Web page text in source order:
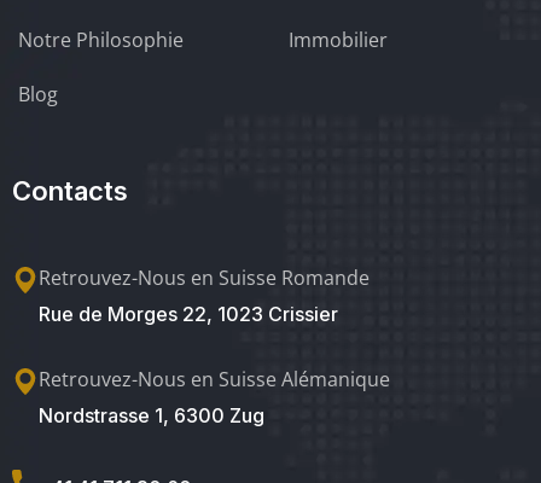
Notre Philosophie
Blog
Immobilier
Contacts
Retrouvez-Nous en Suisse Romande
Rue de Morges 22, 1023 Crissier
Retrouvez-Nous en Suisse Alémanique
Nordstrasse 1, 6300 Zug